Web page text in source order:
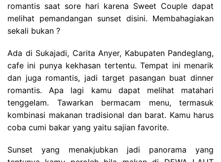
romantis saat sore hari karena Sweet Couple dapat
melihat pemandangan sunset disini. Membahagiakan
sekali bukan ?
Ada di Sukajadi, Carita Anyer, Kabupaten Pandeglang,
cafe ini punya kekhasan tertentu. Tempat ini menarik
dan juga romantis, jadi target pasangan buat dinner
romantis. Apa lagi kamu dapat melihat matahari
tenggelam. Tawarkan bermacam menu, termasuk
kombinasi makanan tradisional dan barat. Kamu harus
coba cumi bakar yang yaitu sajian favorite.
Sunset yang menakjubkan jadi panorama yang